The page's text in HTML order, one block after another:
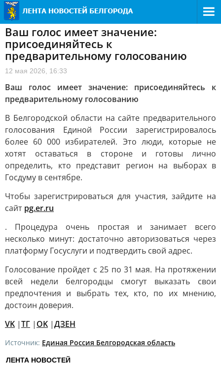
Ваш голос имеет значение:
присоединяйтесь к
предварительному голосованию
12 мая 2026, 16:33
Ваш голос имеет значение: присоединяйтесь к
предварительному голосованию
В Белгородской области на сайте предварительного
голосования Единой России зарегистрировалось
более 60 000 избирателей. Это люди, которые не
хотят оставаться в стороне и готовы лично
определить, кто представит регион на выборах в
Госдуму в сентябре.
Чтобы зарегистрироваться для участия, зайдите на
сайт pg.er.ru
. Процедура очень простая и занимает всего
несколько минут: достаточно авторизоваться через
платформу Госуслуги и подтвердить свой адрес.
Голосование пройдет с 25 по 31 мая. На протяжении
всей недели белгородцы смогут выказать свои
предпочтения и выбрать тех, кто, по их мнению,
достоин доверия.
VK |ТГ | OK |ДЗЕН
Источник: Единая Россия Белгородская область
ЛЕНТА НОВОСТЕЙ